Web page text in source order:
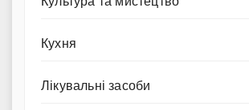
Кухня
Лікувальні засоби